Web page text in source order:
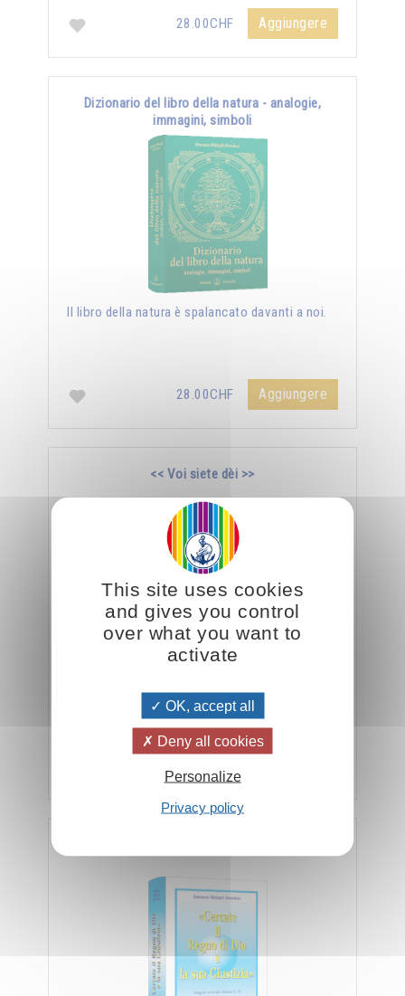
28.00CHF Aggiungere
Dizionario del libro della natura - analogie,
immagini, simboli
Il libro della natura è spalancato davanti a noi.
28.00CHF Aggiungere
<< Voi siete dèi >>
inviati di Dio, è stato il primo a trasgredire tutte
le antiche usanze ed ha espiato …
This site uses cookies
and gives you control
over what you want to
activate
OK, accept all
Deny all cookies
Personalize
Privacy policy